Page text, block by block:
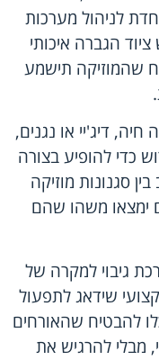
לניהול מערכות
הגברה איכותי
שהמוזיקה תישמע
דיג'יי או נגנים,
כדי להופיע בצורה
סגנונות מוזיקה
ימצאו משהו שהם
גיבוי למקרה של
שידאג לתפעול
להבטיח שהאורחים
מבלי להרגיש את